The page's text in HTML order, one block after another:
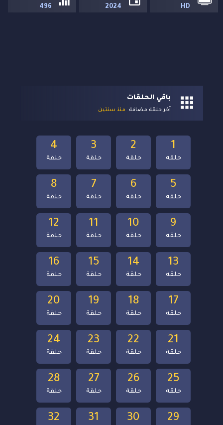
HD
2024
496
باقي الحلقات
آخر حلقة مضافة منذ سنتين
32 31 30 29
28
حلقة
27
حلقة
26
حلقة
25
حلقة
24
حلقة
23
حلقة
22
حلقة
21
حلقة
20
حلقة
19
حلقة
18
حلقة
17
حلقة
16
حلقة
15
حلقة
14
حلقة
13
حلقة
12
حلقة
11
حلقة
10
حلقة
9
حلقة
8
حلقة
7
حلقة
6
حلقة
5
حلقة
4
حلقة
3
حلقة
2
حلقة
1
حلقة